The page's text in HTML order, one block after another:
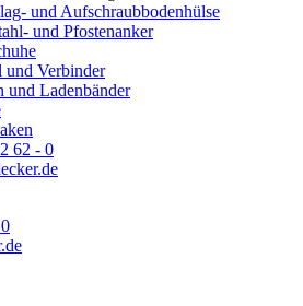
und Aufschraubbodenhülse
und Pfostenanker
und Verbinder
und Ladenbänder
62 - 0